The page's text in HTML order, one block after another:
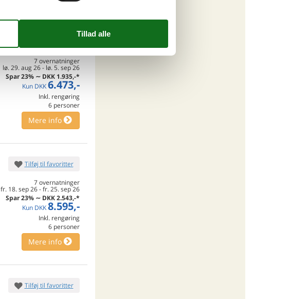
7 overnatninger
lø. 29. aug 26- lø. 5. sep 26
Spar 23% ∼ DKK 1.935,-*
Kun DKK 6.473,-
Inkl. rengøring
6 personer
Mere info
Tilføj til favoritter
7 overnatninger
fr. 18. sep 26-fr. 25. sep 26
Spar 23% ∼ DKK 2.543,-*
Kun DKK 8.595,-
Inkl. rengøring
6 personer
Mere info
Tilføj til favoritter